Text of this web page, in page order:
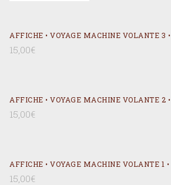
AFFICHE • VOYAGE MACHINE VOLANTE 3 •
15,00€
AFFICHE • VOYAGE MACHINE VOLANTE 2 •
15,00€
AFFICHE • VOYAGE MACHINE VOLANTE 1 •
15,00€